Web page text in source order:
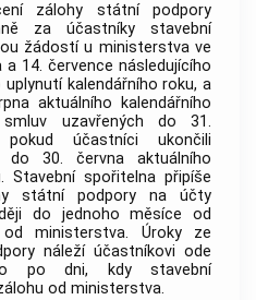
zálohy státní podpory
za účastníky stavební
žádostí u ministerstva ve
a 14. července následujícího
kalendářního roku, a
aktuálního kalendářního
uzavřených do 31.
účastníci ukončili
do 30. června aktuálního
Stavební spořitelna připíše
státní podpory na účty
do jednoho měsíce od
ministerstva. Úroky ze
náleží účastníkovi ode
po dni, kdy stavební
od ministerstva.